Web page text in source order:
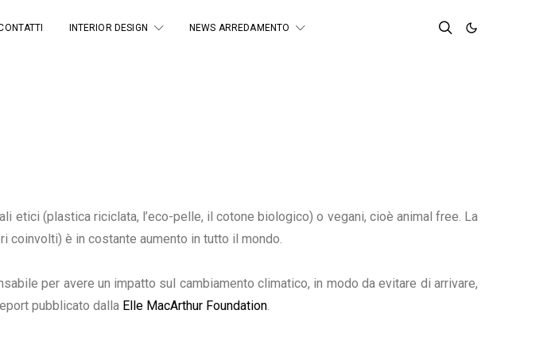
INTERIOR DESIGN NEWS ARREDAMENTO
etici (plastica riciclata, l’eco-pelle, il cotone biologico) o vegani, cioè animal free. La
coinvolti) è in costante aumento in tutto il mondo.
per avere un impatto sul cambiamento climatico, in modo da evitare di arrivare,
pubblicato dalla Elle MacArthur Foundation.